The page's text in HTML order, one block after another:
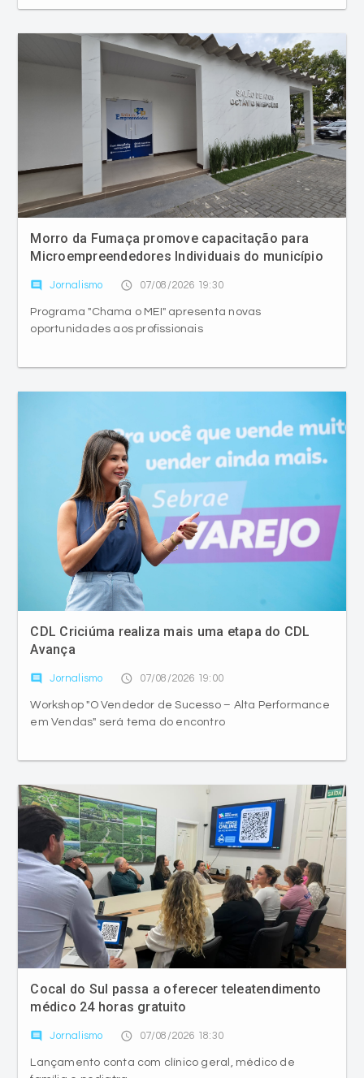
Morro da Fumaça promove capacitação para
Microempreendedores Individuais do município
comment Jornalismo access_time 07/08/2026 19:30
Programa "Chama o MEI" apresenta novas
oportunidades aos profissionais
CDL Criciúma realiza mais uma etapa do CDL
Avança
comment Jornalismo access_time 07/08/2026 19:00
Workshop "O Vendedor de Sucesso – Alta Performance
em Vendas" será tema do encontro
Cocal do Sul passa a oferecer teleatendimento
médico 24 horas gratuito
comment Jornalismo access_time 07/08/2026 18:30
Lançamento conta com clínico geral, médico de